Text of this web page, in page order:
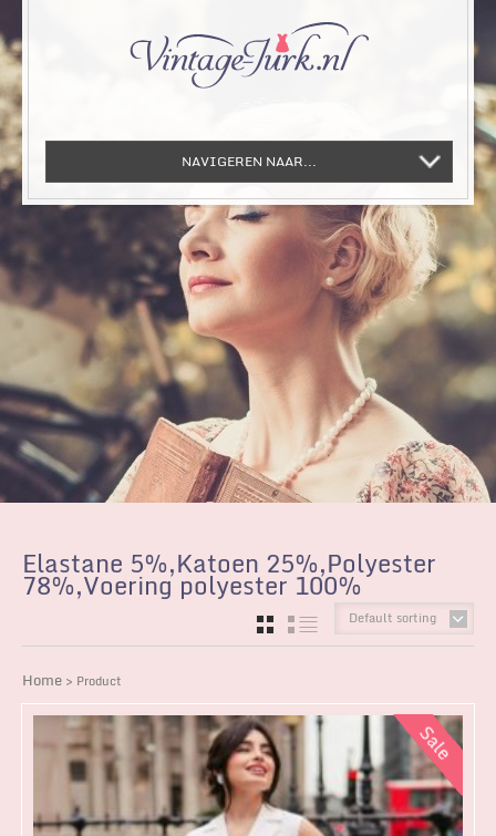
NAVIGEREN NAAR...
Elastane 5%,Katoen 25%,Polyester
78%,Voering polyester 100%
Default sorting
GRID LIST
Home > Product